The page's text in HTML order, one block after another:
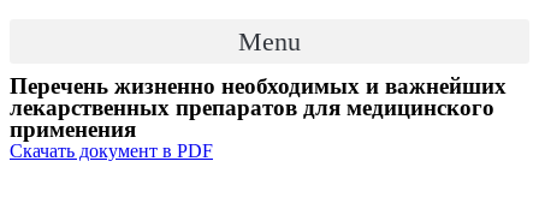
Menu
Перечень жизненно необходимых и важнейших
лекарственных препаратов для медицинского
применения
Скачать документ в PDF